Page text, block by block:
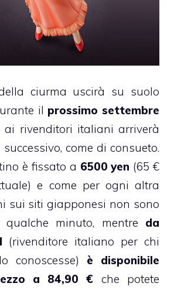
della ciurma uscirà su suolo
il prossimo settembre
ai rivenditori italiani arriverà
come di consueto.
è fissato a 6500 yen (65 €
e come per ogni altra
sui siti giapponesi non sono
minuto, mentre da
(rivenditore italiano per chi
conoscesse) è disponibile
a 84,90 € che potete